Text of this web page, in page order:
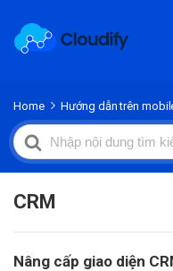
Home Hướng dẫn trên
Search
For
CRM
Nâng cấp giao diện